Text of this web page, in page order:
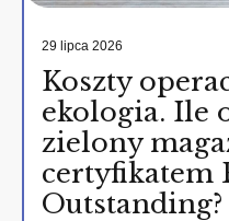
29 lipca 2026
Koszty
ekologia. Ile
zielony
certyfikatem
Outstanding?